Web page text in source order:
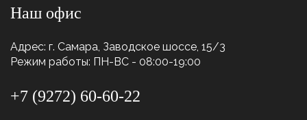
Наш офис
Адрес: г. Самара, Заводское шоссе, 15/3
Режим работы: ПН-ВС - 08:00-19:00
+7 (9272) 60-60-22